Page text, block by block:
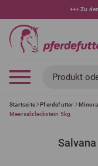
+++ 10
Produkt
Startseite Pferdefutter
Meersalzleckstein 5kg